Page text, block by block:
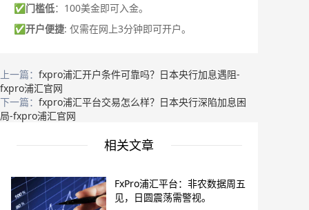
✅门槛低：100美金即可入金。
✅开户便捷: 仅需在网上3分钟即可开户。
上一篇： fxpro浦汇开户条件可靠吗？日本央行加息遇阻-
fxpro浦汇官网
下一篇： fxpro浦汇平台交易怎么样？日本央行深陷加息困
局-fxpro浦汇官网
相关文章
FxPro浦汇平台：非农数据周五
见，日圆震荡需警视。